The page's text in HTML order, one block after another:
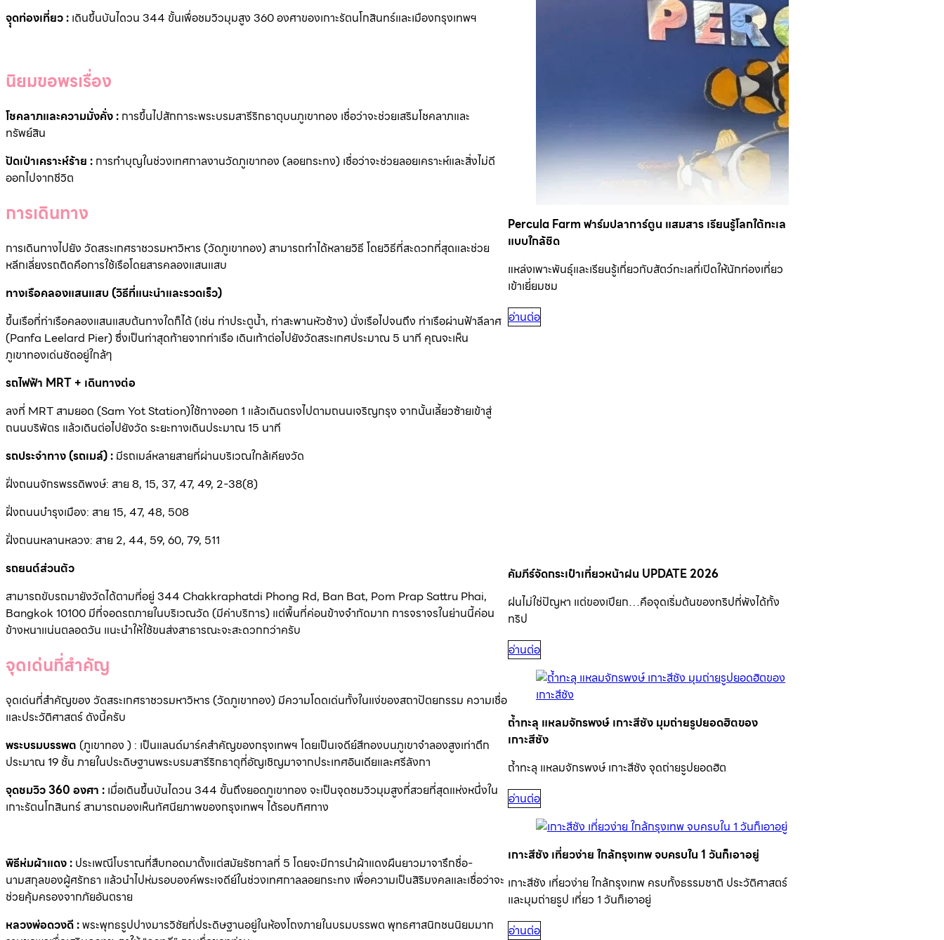
จุุดท่องเที่ยว : เดินขึ้นบันไดวน 344 ขั้นเพื่อชมวิวมุมสูง 360 องศาของเกาะรัตนโกสินทร์และเมืองกรุงเทพฯ
นิยมขอพรเรื่อง
โชคลาภและความมั่งคั่ง : การขึ้นไปสักการะพระบรมสารีริกธาตุบนภูเขาทอง เชื่อว่าจะช่วยเสริมโชคลาภและ
ทรัพย์สิน
ปัดเป่าเคราะห์ร้าย : การทำบุญในช่วงเทศกาลงานวัดภูเขาทอง (ลอยกระทง) เชื่อว่าจะช่วยลอยเคราะห์และสิ่งไม่ดี
ออกไปจากชีวิต
การเดินทาง
การเดินทางไปยัง วัดสระเกศราชวรมหาวิหาร (วัดภูเขาทอง) สามารถทำได้หลายวิธี โดยวิธีที่สะดวกที่สุดและช่วย
หลีกเลี่ยงรถติดคือการใช้เรือโดยสารคลองแสนแสบ
ทางเรือคลองแสนแสบ (วิธีที่แนะนำและรวดเร็ว)
ขึ้นเรือที่ท่าเรือคลองแสนแสบต้นทางใดก็ได้ (เช่น ท่าประตูน้ำ, ท่าสะพานหัวช้าง) นั่งเรือไปจนถึง ท่าเรือผ่านฟ้าลีลาศ
(Panfa Leelard Pier) ซึ่งเป็นท่าสุดท้ายจากท่าเรือ เดินเท้าต่อไปยังวัดสระเกศประมาณ 5 นาที คุณจะเห็น
ภูเขาทองเด่นชัดอยู่ใกล้ๆ
รถไฟฟ้า MRT + เดินทางต่อ
ลงที่ MRT สามยอด (Sam Yot Station)ใช้ทางออก 1 แล้วเดินตรงไปตามถนนเจริญกรุง จากนั้นเลี้ยวซ้ายเข้าสู่
ถนนบริพัตร แล้วเดินต่อไปยังวัด ระยะทางเดินประมาณ 15 นาที
รถประจำทาง (รถเมล์) : มีรถเมล์หลายสายที่ผ่านบริเวณใกล้เคียงวัด
ฝั่งถนนจักรพรรดิพงษ์: สาย 8, 15, 37, 47, 49, 2-38(8)
ฝั่งถนนบำรุงเมือง: สาย 15, 47, 48, 508
ฝั่งถนนหลานหลวง: สาย 2, 44, 59, 60, 79, 511
รถยนต์ส่วนตัว
สามารถขับรถมายังวัดได้ตามที่อยู่ 344 Chakkraphatdi Phong Rd, Ban Bat, Pom Prap Sattru Phai,
Bangkok 10100 มีที่จอดรถภายในบริเวณวัด (มีค่าบริการ) แต่พื้นที่ค่อนข้างจำกัดมาก การจราจรในย่านนี้ค่อน
ข้างหนาแน่นตลอดวัน แนะนำให้ใช้ขนส่งสาธารณะจะสะดวกกว่าครับ
จุดเด่นที่สำคัญ
จุดเด่นที่สำคัญของ วัดสระเกศราชวรมหาวิหาร (วัดภูเขาทอง) มีความโดดเด่นทั้งในแง่ของสถาปัตยกรรม ความเชื่อ
และประวัติศาสตร์ ดังนี้ครับ
พระบรมบรรพต (ภูเขาทอง ) : เป็นแลนด์มาร์คสำคัญของกรุงเทพฯ โดยเป็นเจดีย์สีทองบนภูเขาจำลองสูงเท่าตึก
ประมาณ 19 ชั้น ภายในประดิษฐานพระบรมสารีริกธาตุที่อัญเชิญมาจากประเทศอินเดียและศรีลังกา
จุดชมวิว 360 องศา : เมื่อเดินขึ้นบันไดวน 344 ขั้นถึงยอดภูเขาทอง จะเป็นจุดชมวิวมุมสูงที่สวยที่สุดแห่งหนึ่งใน
เกาะรัตนโกสินทร์ สามารถมองเห็นทัศนียภาพของกรุงเทพฯ ได้รอบทิศทาง
พิธีห่มผ้าแดง : ประเพณีโบราณที่สืบทอดมาตั้งแต่สมัยรัชกาลที่ 5 โดยจะมีการนำผ้าแดงผืนยาวมาจารึกชื่อ-
นามสกุลของผู้ศรัทธา แล้วนำไปห่มรอบองค์พระเจดีย์ในช่วงเทศกาลลอยกระทง เพื่อความเป็นสิริมงคลและเชื่อว่าจะ
ช่วยคุ้มครองจากภัยอันตราย
หลวงพ่อดวงดี :พระพุทธรูปปางมารวิชัยที่ประดิษฐานอยู่ในห้องโถงภายในบรมบรรพต พุทธศาสนิกชนนิยมมาก
Percula Farm ฟาร์มปลาการ์ตูน แสมสาร เรียนรู้โลกใต้ทะเล
แบบใกล้ชิด
แหล่งเพาะพันธุ์และเรียนรู้เกี่ยวกับสัตว์ทะเลที่เปิดให้นักท่องเที่ยว
เข้าเยี่ยมชม
อ่านต่อ
คัมภีร์จัดกระเป๋าเที่ยวหน้าฝน UPDATE 2026
ฝนไม่ใช่ปัญหา แต่ของเปียก…คือจุดเริ่มต้นของทริปที่พังได้ทั้ง
ทริป
อ่านต่อ
ถ้ำทะลุ แหลมจักรพงษ์ เกาะสีชัง มุมถ่ายรูปยอดฮิตของ
เกาะสีชัง
ถ้ำทะลุ แหลมจักรพงษ์ เกาะสีชัง จุดถ่ายรูปยอดฮิต
อ่านต่อ
เกาะสีชัง เที่ยวง่าย ใกล้กรุงเทพ จบครบใน 1 วันก็เอาอยู่
เกาะสีชัง เที่ยวง่าย ใกล้กรุงเทพ ครบทั้งธรรมชาติ ประวัติศาสตร์
และมุมถ่ายรูป เที่ยว 1 วันก็เอาอยู่
อ่านต่อ